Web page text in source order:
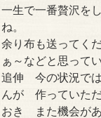
一生で一番贅沢を
ね。
余り布も送ってく
ぁ～などと思ってい
追伸 今の状況で
んが 作っていた
おき また機会が